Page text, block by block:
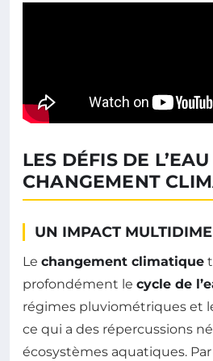
LES DÉFIS DE
CHANGEMENT
UN IMPACT
Le changement climatique
profondément le cycle de
régimes pluviométriques et
ce qui a des répercussions
écosystèmes aquatiques.